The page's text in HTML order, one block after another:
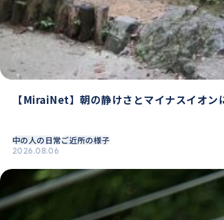
【MiraiNet】朝の静けさとマイナスイオ
中の人の日常ご近所の様子
2026.08.06